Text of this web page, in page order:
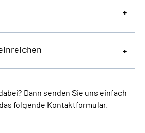
Dann senden Sie uns einfach
folgende Kontaktformular.